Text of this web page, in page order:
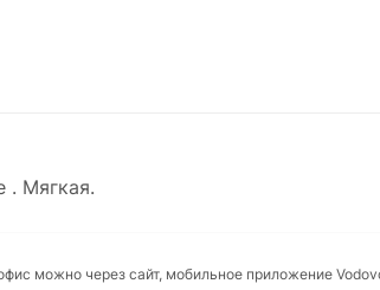
. Мягкая.
можно через сайт, мобильное приложение